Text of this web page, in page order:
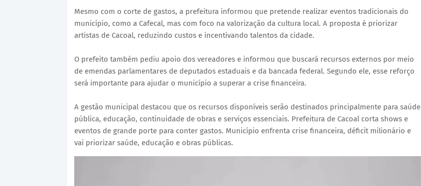
Mesmo com o corte de gastos, a prefeitura informou que pretende realizar eventos tradicionais do
município, como a Cafecal, mas com foco na valorização da cultura local. A proposta é priorizar
artistas de Cacoal, reduzindo custos e incentivando talentos da cidade.
O prefeito também pediu apoio dos vereadores e informou que buscará recursos externos por meio
de emendas parlamentares de deputados estaduais e da bancada federal. Segundo ele, esse reforço
será importante para ajudar o município a superar a crise financeira.
A gestão municipal destacou que os recursos disponíveis serão destinados principalmente para saúde
pública, educação, continuidade de obras e serviços essenciais. Prefeitura de Cacoal corta shows e
eventos de grande porte para conter gastos. Município enfrenta crise financeira, déficit milionário e
vai priorizar saúde, educação e obras públicas.